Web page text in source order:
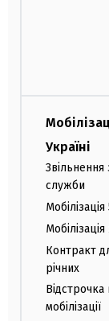
Україні
Звільнення
служби
Мобілізація
Контракт
річних
Відстрочка
мобілізації